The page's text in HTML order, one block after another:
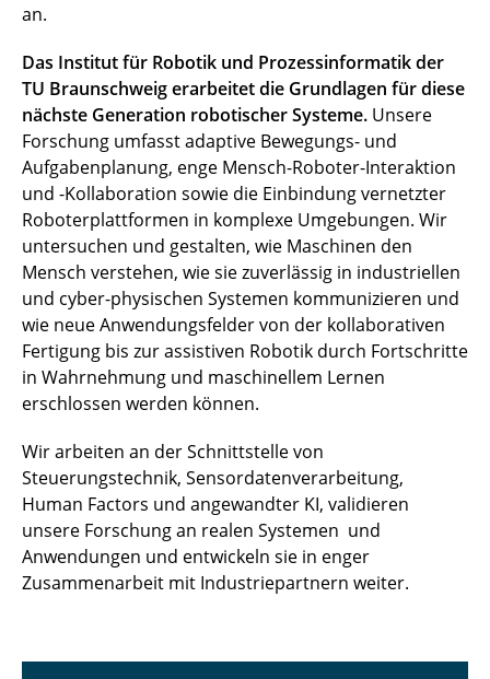
an.
Das Institut für Robotik und Prozessinformatik der
TU Braunschweig erarbeitet die Grundlagen für diese
nächste Generation robotischer Systeme. Unsere
Forschung umfasst adaptive Bewegungs- und
Aufgabenplanung, enge Mensch-Roboter-Interaktion
und -Kollaboration sowie die Einbindung vernetzter
Roboterplattformen in komplexe Umgebungen. Wir
untersuchen und gestalten, wie Maschinen den
Mensch verstehen, wie sie zuverlässig in industriellen
und cyber-physischen Systemen kommunizieren und
wie neue Anwendungsfelder von der kollaborativen
Fertigung bis zur assistiven Robotik durch Fortschritte
in Wahrnehmung und maschinellem Lernen
erschlossen werden können.
Wir arbeiten an der Schnittstelle von
Steuerungstechnik, Sensordatenverarbeitung,
Human Factors und angewandter KI, validieren
unsere Forschung an realen Systemen und
Anwendungen und entwickeln sie in enger
Zusammenarbeit mit Industriepartnern weiter.